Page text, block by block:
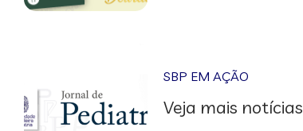
SBP EM AÇÃO
Veja mais notícias